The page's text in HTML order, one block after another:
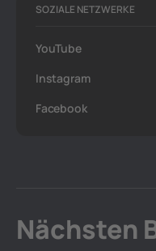
SOZIALE NETZWERKE
YouTube
Instagram
Facebook
Nächsten